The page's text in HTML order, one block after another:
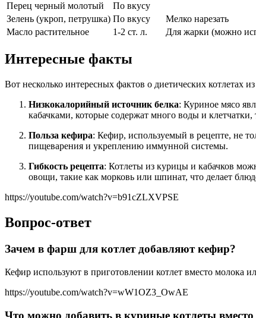
Перец черный молотый
По вкусу
Зелень (укроп, петрушка) По вкусу
Мелко нарезать
Масло растительное
1-2 ст. л. Для жарки (можно
Интересные факты
Вот несколько интересных фактов о диетических котлетах
Низкокалорийный источник белка: Куриное мясо
кабачками, которые содержат много воды и
Польза кефира: Кефир, используемый в рецепте, не
пищеварения и укреплению иммунной системы.
Гибкость рецепта: Котлеты из курицы и кабачков
овощи, такие как морковь или шпинат, что делает
https://youtube.com/watch?v=b91cZLXVPSE
Вопрос-ответ
Зачем в фарш для котлет добавляют кефир?
Кефир используют в приготовлении котлет вместо молока
https://youtube.com/watch?v=wW1OZ3_OwAE
Что можно добавить в куриные котлеты вместо